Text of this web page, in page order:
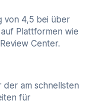
von 4,5 bei über
Plattformen wie
Center.
der am schnellsten
für